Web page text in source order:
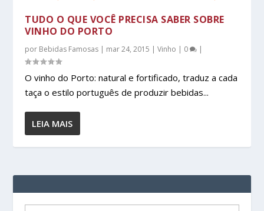
TUDO O QUE VOCÊ PRECISA SABER SOBRE
VINHO DO PORTO
por Bebidas Famosas | mar 24, 2015 |Vinho | 0 |
O vinho do Porto: natural e fortificado, traduz a cada
taça o estilo português de produzir bebidas...
LEIA MAIS